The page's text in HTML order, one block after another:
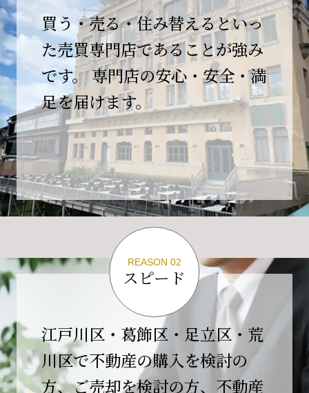
平素より格別のご愛顧を賜り、誠にありがとう
ございます。
誠に勝手ながら、弊社開業10周年イベント開催
の為、
４月２６日(日)は臨時休業とさせていただきま
す。
これもひとえに皆様のご支援の賜物と、心より感謝申し上
げます。
ご不便をおかけしますが、何卒よろしくお願い
いたします。
翌日より通常営業いたします。
【開業10周年のご挨拶】
平素より格別のご高配を賜り、誠にありがとう
ございます。
おかげさまで当社は、2026年2月1日をもちまし
て開業10周年を迎えることができました。
買う・売る・住み替えるといっ
た売買専門店であることが強み
です。 専門店の安心・安全・満
足を届けます。
REASON 02
スピード
江戸川区・葛飾区・足立区・荒
川区で不動産の購入を検討の
方、ご売却を検討の方、不動産